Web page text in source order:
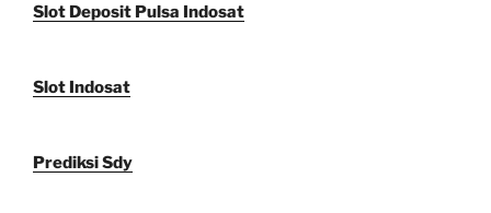
Slot Deposit Pulsa Indosat
Slot Indosat
Prediksi Sdy